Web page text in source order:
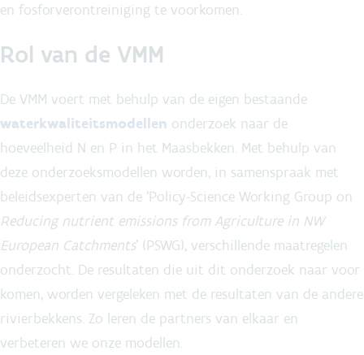
en fosforverontreiniging te voorkomen.
Rol van de VMM
De VMM voert met behulp van de eigen bestaande
waterkwaliteitsmodellen onderzoek naar de
hoeveelheid N en P in het Maasbekken. Met behulp van
deze onderzoeksmodellen worden, in samenspraak met
beleidsexperten van de ‘Policy-Science Working Group on
Reducing nutrient emissions from Agriculture in NW
European Catchments’ (PSWG), verschillende maatregelen
onderzocht. De resultaten die uit dit onderzoek naar voor
komen, worden vergeleken met de resultaten van de andere
rivierbekkens. Zo leren de partners van elkaar en
verbeteren we onze modellen.